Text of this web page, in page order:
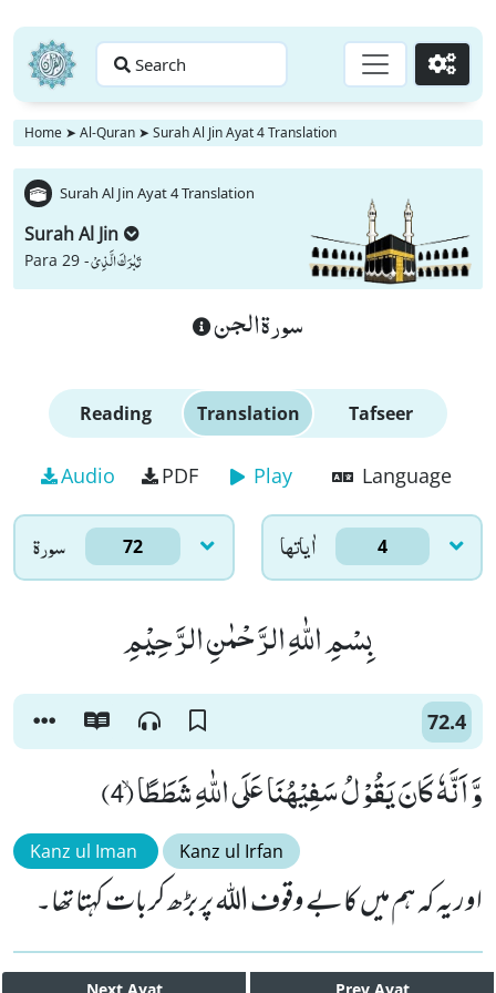
Search Go
Home ➤ Al-Quran ➤ Surah Al Jin Ayat 4 Translation
Surah Al Jin Ayat 4 Translation
Surah Al Jin
Para 29 -تَبٰرَكَ الَّذِیْ
سورة الجن
Reading Translation Tafseer
Audio PDF Play Language
سورۃ 72 اٰياتها 4
بِسْمِ اللّٰهِ الرَّحْمٰنِ الرَّحِیْمِ
72.4
وَّ اَنَّهٗ كَانَ یَقُوْلُ سَفِیْهُنَا عَلَى اللّٰهِ شَطَطًاۙ (4)
Kanz ul Iman Kanz ul Irfan
اور یہ کہ ہم میں کا بے وقوف اللہ پر بڑھ کر بات کہتا تھا۔